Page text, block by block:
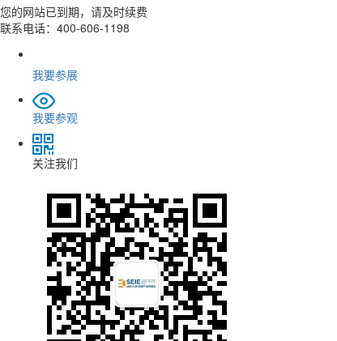
您的网站已到期，请及时续费
联系电话：400-606-1198
我要参展
我要参观
关注我们